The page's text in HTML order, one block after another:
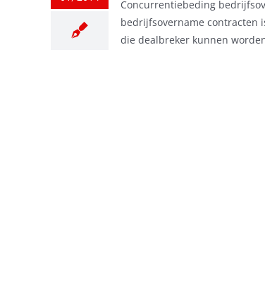
Concurrentiebeding
bedrijfsovername contracten
die dealbreker kunnen